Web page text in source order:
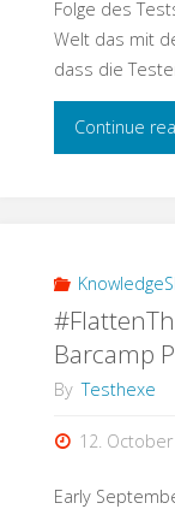
Folge des
Welt das mit
dass die
Continue
Barcamp
By Testhexe
12.
Early